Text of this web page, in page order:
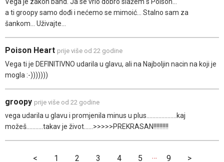
Vega je zakon band. Ja se vrlo dobro slažem s Poison...
a ti groopy samo dođi i nećemo se mimoić... Stalno sam za
šankom... Uživajte...
Poison Heart prije više od 22 godine
Vega ti je DEFINITIVNO udarila u glavu, ali na Najboljin nacin na koji je
mogla :-)))))))
groopy prije više od 22 godine
vega udarila u glavu i promjenila minus u plus....................kaj
možeš...........takav je život......>>>>>PREKRASAN!!!!!!!!!!
< 1 2 3 4 5 … 9 >